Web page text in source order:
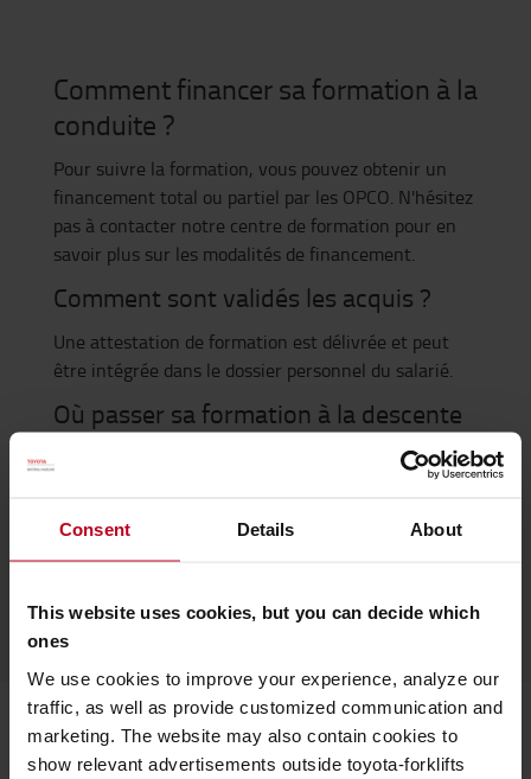
Consent Details About
This website uses cookies, but you can decide which
ones
We use cookies to improve your experience, analyze our
traffic, as well as provide customized communication and
marketing. The website may also contain cookies to
show relevant advertisements outside toyota-forklifts
Comment financer sa formation à la
conduite ?
Pour suivre la formation, vous pouvez obtenir un
financement total ou partiel par les OPCO. N'hésitez
pas à contacter notre centre de formation pour en
savoir plus sur les modalités de financement.
Comment sont validés les acquis ?
Une attestation de formation est délivrée et peut
être intégrée dans le dossier personnel du salarié.
Où passer sa formation à la descente
(selon conditions) ou dans le centre de formation de
Combien coûte une formation